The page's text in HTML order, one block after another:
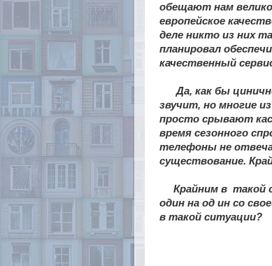
обещают нам
европейское
деле никто из них
планировал
качественный
Да, как бы
звучит, но многие
просто срывают
время сезонного
телефоны не
существование.
Крайним в такой
один на од ин со
в такой ситуации?